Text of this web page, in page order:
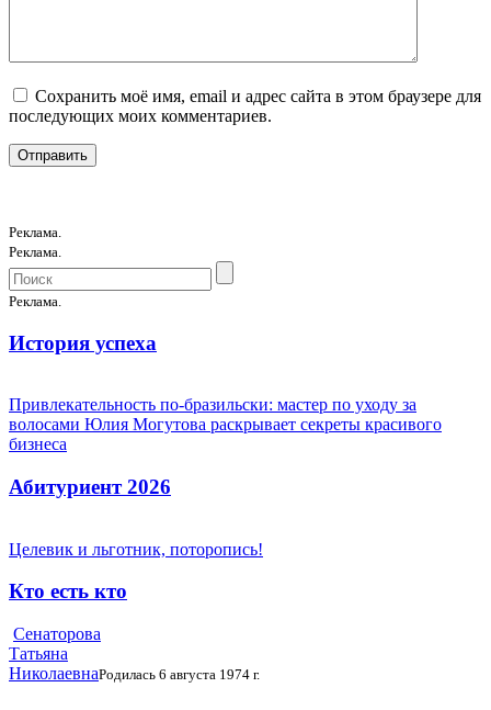
Сохранить моё имя, email и адрес сайта в этом браузере для
последующих моих комментариев.
Реклама.
Реклама.
Реклама.
История успеха
Привлекательность по-бразильски: мастер по уходу за
волосами Юлия Могутова раскрывает секреты красивого
бизнеса
Абитуриент 2026
Целевик и льготник, поторопись!
Кто есть кто
Сенаторова
Татьяна
НиколаевнаРодилась 6 августа 1974 г.